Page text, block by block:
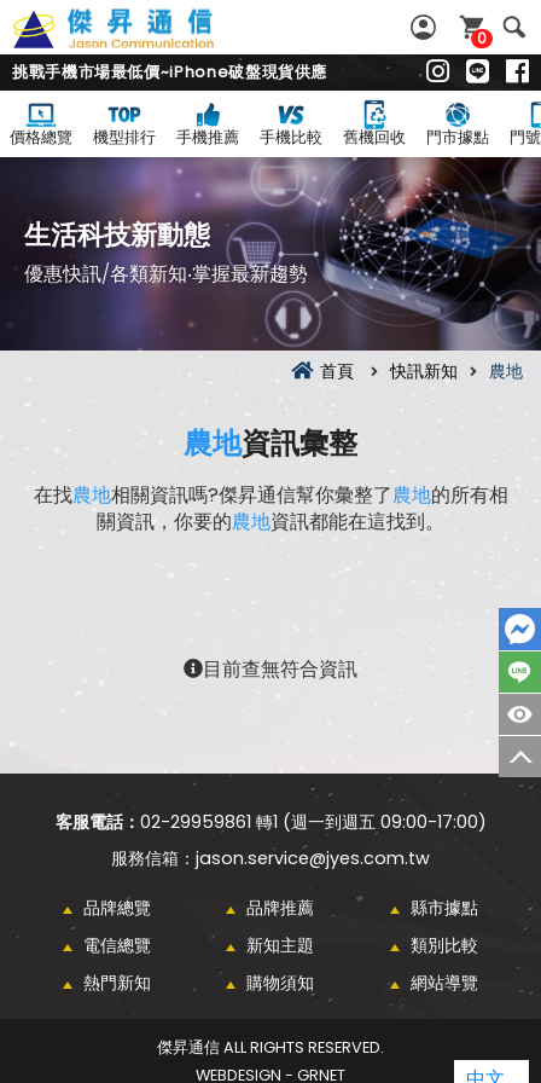
0
挑戰手機市場最低價~iPhone破盤現貨供應
價格總覽 機型排行 手機推薦 手機比較 舊機回收 門市據點 門
生活科技新動態
優惠快訊/各類新知‧掌握最新趨勢
首頁 快訊新知 農地
農地資訊彙整
在找農地相關資訊嗎?傑昇通信幫你彙整了農地的所有相
關資訊，你要的農地資訊都能在這找到。
目前查無符合資訊
客服電話： 02-29959861 轉1 (週一到週五 09:00-17:00)
jason.service@jyes.com.tw
品牌總覽 品牌推薦
縣市據點
電信總覽
新知主題
類別比較
熱門新知
購物須知 網站導覽
傑昇通信 ALL RIGHTS RESERVED.
WEBDESIGN - GRNET